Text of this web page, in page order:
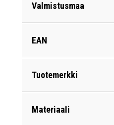
Valmistusmaa
EAN
Tuotemerkki
Materiaali